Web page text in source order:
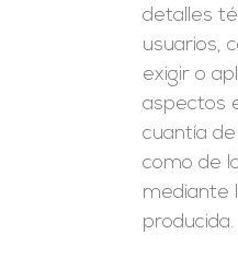
detalles
usuarios,
exigir o
aspectos
cuantía
como de
mediante
producida.